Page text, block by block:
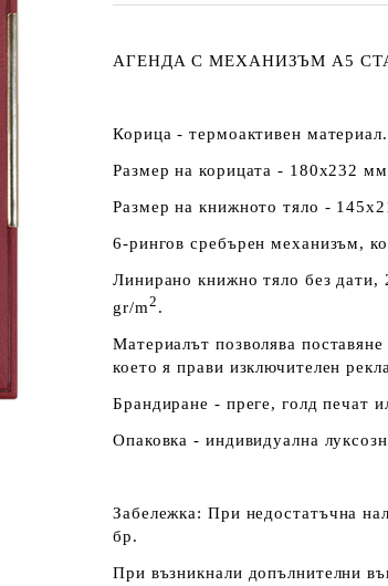
АГЕНДА С МЕХАНИЗЪМ А5
Корица - термоактивен материал.
Размер на корицата - 180х232
Размер на книжното тяло -
6-рингов сребърен механизъм,
Линирано книжно тяло без дати,
gr/m2 .
Материалът позволява
което я прави изключителен
Брандиране - преге, голд печат
Опаковка - индивидуална
Забележка: При недостатъчна
бр.
При възникнали допълнителни